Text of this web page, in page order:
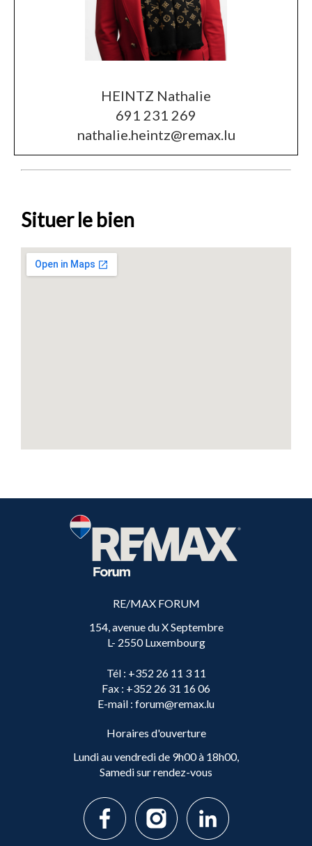
HEINTZ Nathalie
691 231 269
nathalie.heintz@remax.lu
Situer le bien
RE/MAX FORUM
154, avenue du X Septembre
L- 2550 Luxembourg
Tél: +352 26 11 3 11
Fax : +352 26 31 16 06
E-mail : forum@remax.lu
Horaires d'ouverture
Lundi au vendredi de 9h00 à 18h00,
Samedi sur rendez-vous